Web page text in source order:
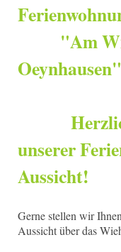
"Am
Herzlich
unserer
Aussicht!
Gerne stellen wir
Aussicht über das